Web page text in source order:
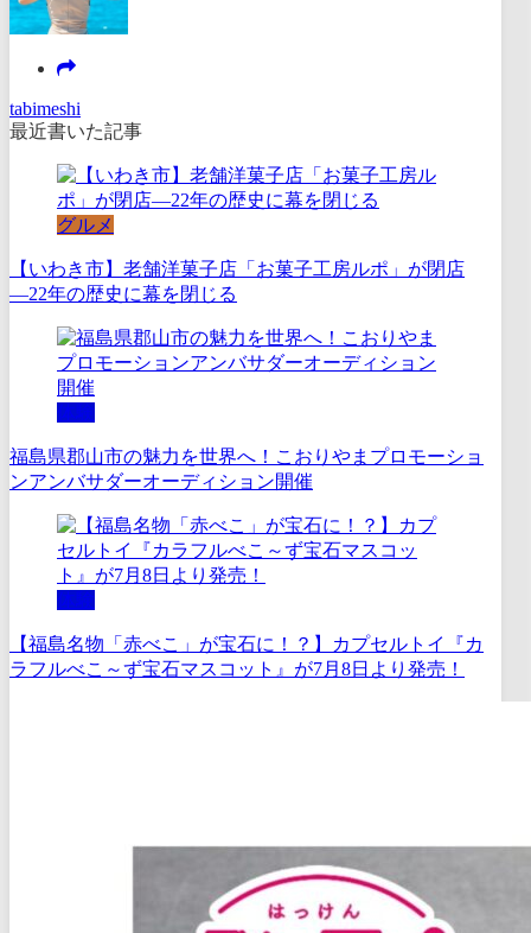
tabimeshi
最近書いた記事
グルメ
【いわき市】老舗洋菓子店「お菓子工房ルポ」が閉店
―22年の歴史に幕を閉じる
体験
福島県郡山市の魅力を世界へ！こおりやまプロモーショ
ンアンバサダーオーディション開催
体験
【福島名物「赤べこ」が宝石に！？】カプセルトイ『カ
ラフルべこ～ず宝石マスコット』が7月8日より発売！